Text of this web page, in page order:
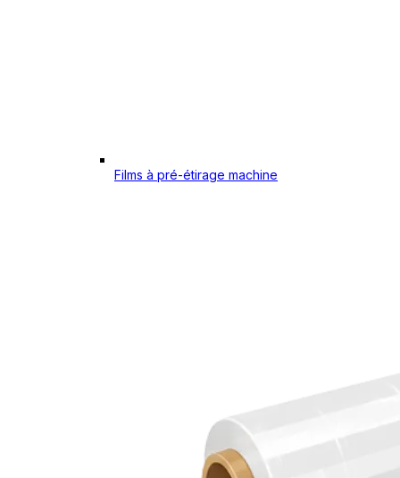
Films à pré-étirage machine